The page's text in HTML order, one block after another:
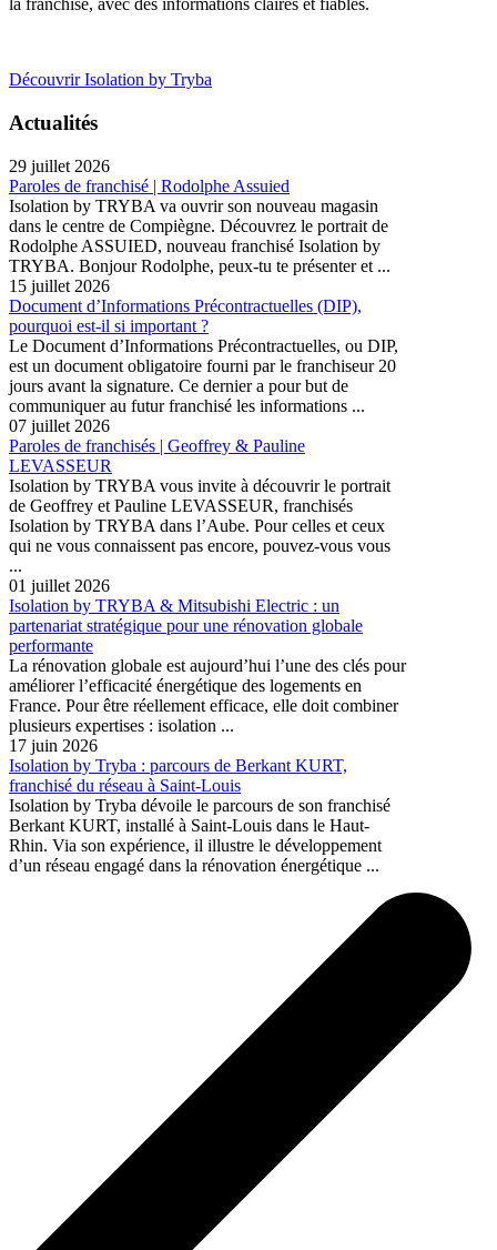
la franchise, avec des informations claires et fiables.
Découvrir Isolation by Tryba
Actualités
29 juillet 2026
Paroles de franchisé | Rodolphe Assuied
Isolation by TRYBA va ouvrir son nouveau magasin
dans le centre de Compiègne. Découvrez le portrait de
Rodolphe ASSUIED, nouveau franchisé Isolation by
TRYBA. Bonjour Rodolphe, peux-tu te présenter et ...
15 juillet 2026
Document d’Informations Précontractuelles (DIP),
pourquoi est-il si important ?
Le Document d’Informations Précontractuelles, ou DIP,
est un document obligatoire fourni par le franchiseur 20
jours avant la signature. Ce dernier a pour but de
communiquer au futur franchisé les informations ...
07 juillet 2026
Paroles de franchisés | Geoffrey & Pauline
LEVASSEUR
Isolation by TRYBA vous invite à découvrir le portrait
de Geoffrey et Pauline LEVASSEUR, franchisés
Isolation by TRYBA dans l’Aube. Pour celles et ceux
qui ne vous connaissent pas encore, pouvez-vous vous
...
01 juillet 2026
Isolation by TRYBA & Mitsubishi Electric : un
partenariat stratégique pour une rénovation globale
performante
La rénovation globale est aujourd’hui l’une des clés pour
améliorer l’efficacité énergétique des logements en
France. Pour être réellement efficace, elle doit combiner
plusieurs expertises : isolation ...
17 juin 2026
Isolation by Tryba : parcours de Berkant KURT,
franchisé du réseau à Saint-Louis
Isolation by Tryba dévoile le parcours de son franchisé
Berkant KURT, installé à Saint-Louis dans le Haut-
Rhin. Via son expérience, il illustre le développement
d’un réseau engagé dans la rénovation énergétique ...